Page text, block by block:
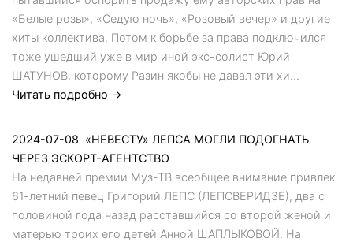
«Белые розы», «Седую ночь», «Розовый вечер» и другие
хиты коллектива. Потом к борьбе за права подключился
тоже ушедший уже в мир иной экс-солист Юрий
ШАТУНОВ, которому Разин якобы не давал эти хи...
Читать подробно →
2024-07-08 «НЕВЕСТУ» ЛЕПСА МОГЛИ ПОДОГНАТЬ
ЧЕРЕЗ ЭСКОРТ-АГЕНТСТВО
На недавней премии Муз-ТВ всеобщее внимание привлек
61-летний певец Григорий ЛЕПС (ЛЕПСВЕРИДЗЕ), два с
половиной года назад расставшийся со второй женой и
матерью троих его детей Анной ШАПЛЫКОВОЙ. На